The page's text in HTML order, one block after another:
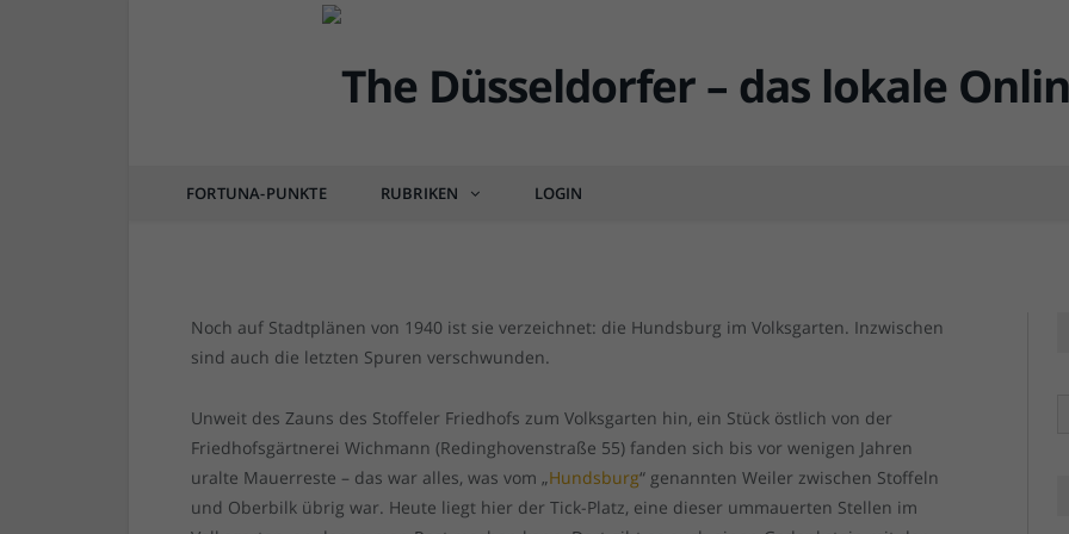
FORTUNA-PUNKTE RUBRIKEN LOGIN
DÜSSEL-HISTÖRCHEN
Die Hundsburg – das verschwundene Dörfchen
Noch auf Stadtplänen von 1940 ist sie verzeichnet: die Hundsburg im Volksgarten. Inzwischen
sind auch die letzten Spuren verschwunden.
Unweit des Zauns des Stoffeler Friedhofs zum Volksgarten hin, ein Stück östlich von der
Friedhofsgärtnerei Wichmann (Redinghovenstraße 55) fanden sich bis vor wenigen Jahren
uralte Mauerreste – das war alles, was vom „Hundsburg“ genannten Weiler zwischen Stoffeln
und Oberbilk übrig war. Heute liegt hier der Tick-Platz, eine dieser ummauerten Stellen im